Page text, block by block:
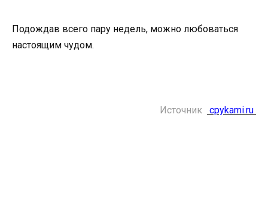
Подождав всего пару недель, можно любоваться
настоящим чудом.
Источник cpykami.ru